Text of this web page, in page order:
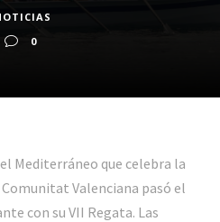
0
Mediterráneo que celebra la
Valenciana pasó el
con su VII Regata. Las